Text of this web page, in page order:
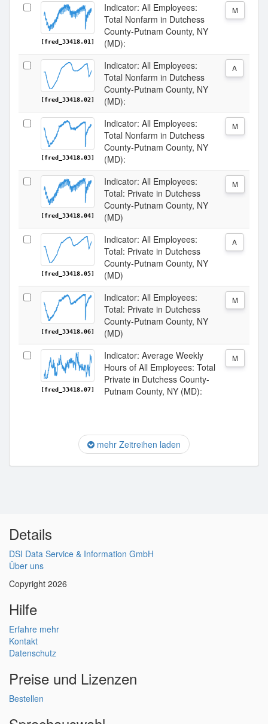
[fred_33418.01]
Indicator: All Employees:
Total Nonfarm in Dutchess
County-Putnam County, NY
(MD):
M
[fred_33418.02]
Indicator: All Employees:
Total Nonfarm in Dutchess
County-Putnam County, NY
(MD):
A
[fred_33418.03]
Indicator: All Employees:
Total Nonfarm in Dutchess
County-Putnam County, NY
(MD):
M
[fred_33418.04]
Indicator: All Employees:
Total: Private in Dutchess
County-Putnam County, NY
(MD)
M
[fred_33418.05]
Indicator: All Employees:
Total: Private in Dutchess
County-Putnam County, NY
(MD)
A
[fred_33418.06]
Indicator: All Employees:
Total: Private in Dutchess
County-Putnam County, NY
(MD)
M
[fred_33418.07]
Indicator: Average Weekly
Hours of All Employees: Total
Private in Dutchess County-
Putnam County, NY (MD):
M
mehr Zeitreihen laden
Details
DSI Data Service & Information GmbH
Über uns
Copyright 2026
Hilfe
Erfahre mehr
Kontakt
Datenschutz
Preise und Lizenzen
Bestellen